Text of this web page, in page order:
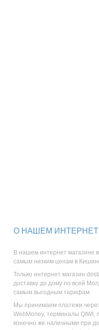
О НАШЕМ
В нашем интернет магазине
самым низким ценам в
Только интернет магазин
доставку до дому по всей
самым выгодным тарифам.
Мы принимаем платежи через
WebMoney, терминалы QIWI,
конечно же наличными при